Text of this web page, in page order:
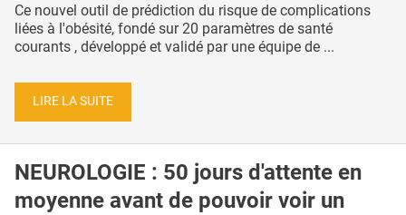
Ce nouvel outil de prédiction du risque de complications
liées à l'obésité, fondé sur 20 paramètres de santé
courants , développé et validé par une équipe de ...
LIRE LA SUITE
NEUROLOGIE : 50 jours d'attente en
moyenne avant de pouvoir voir un